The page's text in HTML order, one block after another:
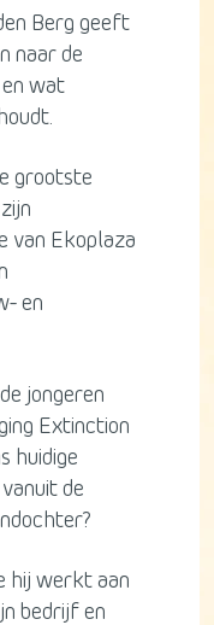
Berg geeft
naar de
wat
grootste
van Ekoplaza
en
jongeren
Extinction
huidige
de
hij werkt aan
bedrijf en